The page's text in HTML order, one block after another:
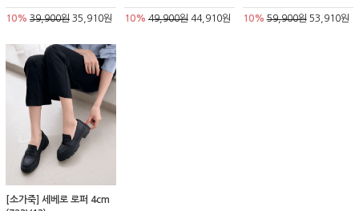
10% 39,900원 35,910원 10% 49,900원44,910원 10% 59,900원53,910원
[소가죽] 세베로 로퍼 4cm